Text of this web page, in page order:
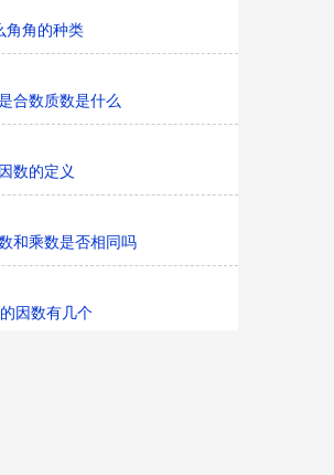
角角的种类
合数质数是什么
数的定义
和乘数是否相同吗
因数有几个